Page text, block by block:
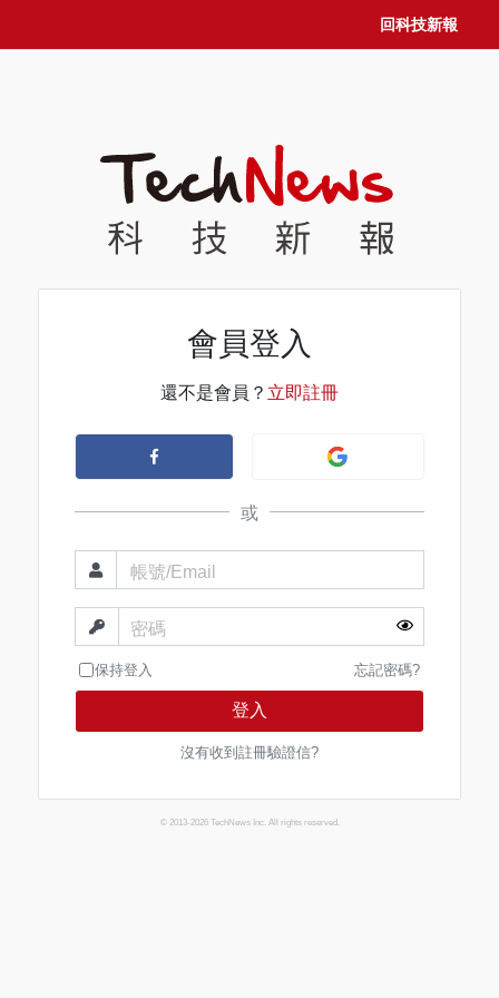
回科技新報
會員登入
還不是會員？ 立即註冊
或
帳號/Email
密碼
保持登入 忘記密碼?
登入
沒有收到註冊驗證信?
© 2013-2026 TechNews Inc. All rights reserved.